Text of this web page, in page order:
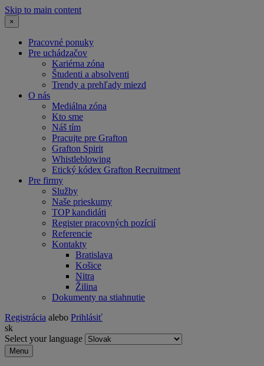
Skip to main content
×
Pracovné ponuky
Pre uchádzačov
Kariérna zóna
Študenti a absolventi
Trendy a prehľady miezd
O nás
Mediálna zóna
Kto sme
Náš tím
Pracujte pre Grafton
Grafton Spirit
Whistleblowing
Etický kódex Grafton Recruitment
Pre firmy
Služby
Naše prieskumy
TOP kandidáti
Register pracovných pozícií
Referencie
Kontakty
Bratislava
Košice
Nitra
Žilina
Dokumenty na stiahnutie
Registrácia alebo Prihlásiť
sk
Select your language
Menu